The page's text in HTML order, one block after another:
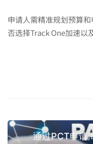
申请人需精准规划预算
否选择Track One加速以
通过PCT申请